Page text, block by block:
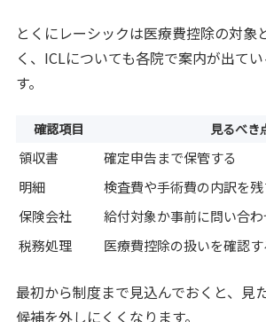
とくにレーシックは医療費控除の対象
く、ICLについても各院で案内が出て
す。
確認項目 見るべき
領収書
確定申告まで保管する
明細
検査費や手術費の内訳を
保険会社
給付対象か事前に問い合わ
税務処理
医療費控除の扱いを確認す
最初から制度まで見込んでおくと、見
候補を外しにくくなります。